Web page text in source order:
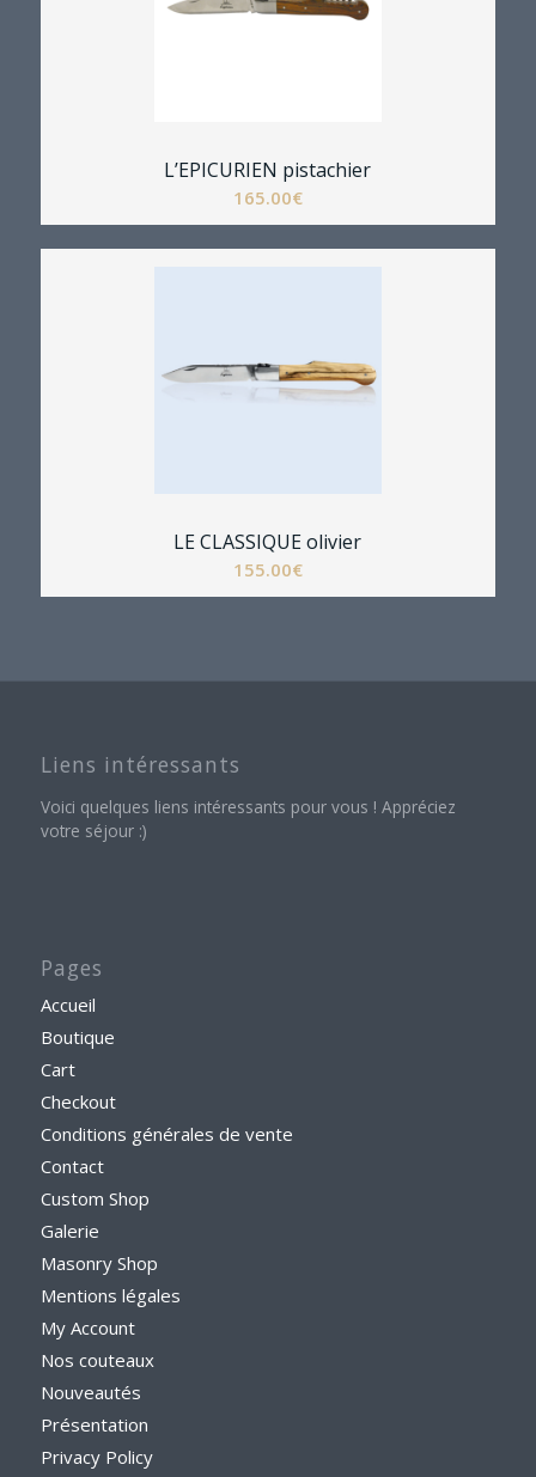
L’EPICURIEN pistachier
165.00€
LE CLASSIQUE olivier
155.00€
Liens intéressants
Voici quelques liens intéressants pour vous ! Appréciez
votre séjour :)
Pages
Accueil
Boutique
Cart
Checkout
Conditions générales de vente
Contact
Custom Shop
Galerie
Masonry Shop
Mentions légales
My Account
Nos couteaux
Nouveautés
Présentation
Privacy Policy